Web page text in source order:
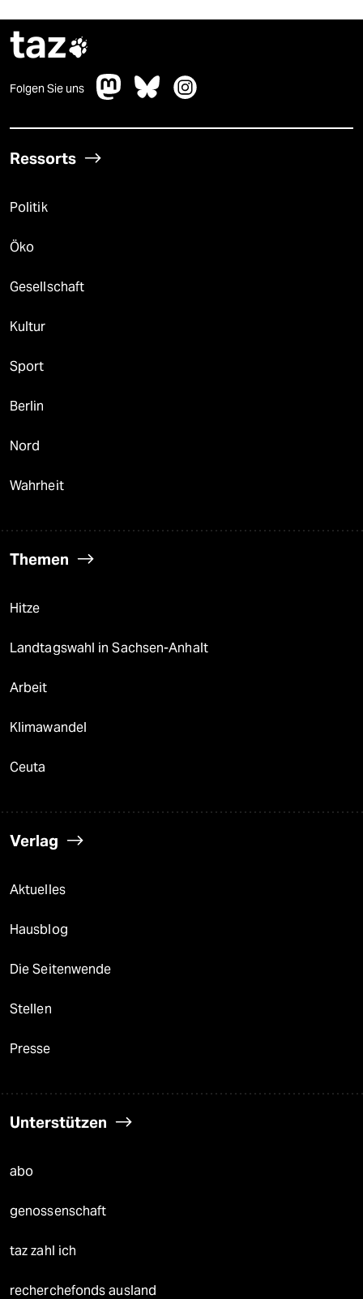
taz
Folgen Sie uns
Ressorts
Politik
Öko
Gesellschaft
Kultur
Sport
Berlin
Nord
Wahrheit
Themen
Hitze
Landtagswahl in Sachsen-Anhalt
Arbeit
Klimawandel
Ceuta
Verlag
Aktuelles
Hausblog
Die Seitenwende
Stellen
Presse
Unterstützen
abo
genossenschaft
taz zahl ich
recherchefonds ausland